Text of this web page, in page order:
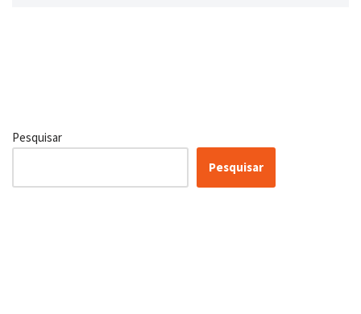
Pesquisar
Pesquisar